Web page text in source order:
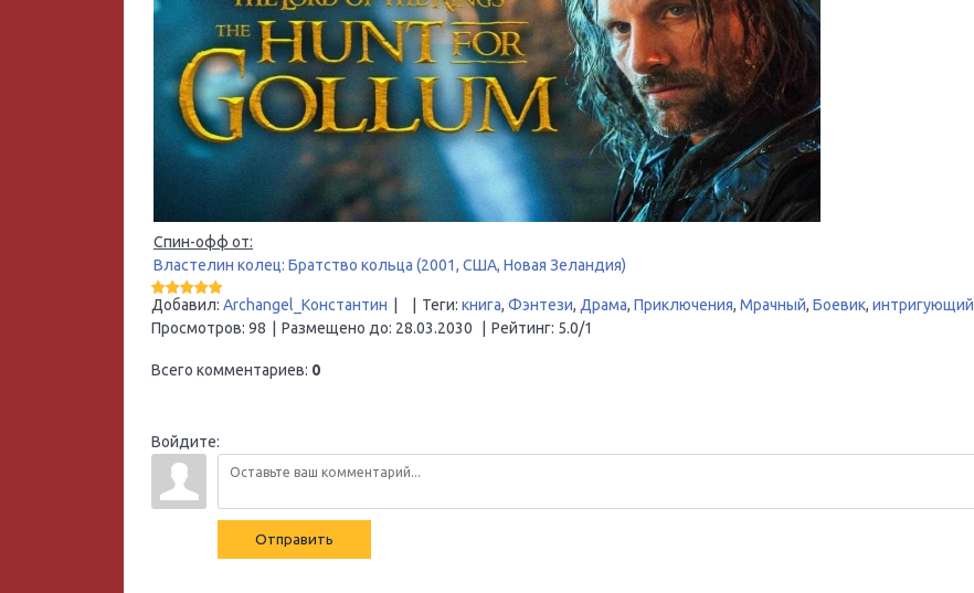
Спин-офф от:
Властелин колец: Братство кольца (2001, США, Новая Зеландия)
Добавил: Archangel_Константин Теги: книга, Фэнтези, Драма, Приключения, Мрачный, Боевик, интригующий
Просмотров: 98 Размещено до: 28.03.2030 Рейтинг: 5.0/1
Всего комментариев: 0
Войдите:
Отправить